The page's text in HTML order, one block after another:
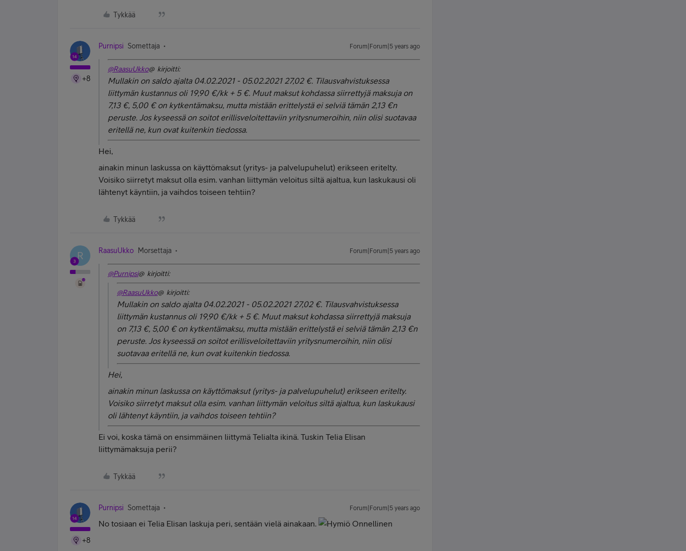
Tykkää
+8
Purnipsi Somettaja Forum|Forum|5 years ago
@RaasuUkko@ kirjoitti:
Mullakin on saldo ajalta 04.02.2021 - 05.02.2021 27,02 €. Tilausvahvistuksessa
liittymän kustannus oli 19,90 €/kk + 5 €. Muut maksut kohdassa siirrettyjä maksuja on
7,13 €, 5,00 € on kytkentämaksu, mutta mistään erittelystä ei selviä tämän 2,13 €n
peruste. Jos kyseessä on soitot erillisveloitettaviin yritysnumeroihin, niin olisi suotavaa
eritellä ne, kun ovat kuitenkin tiedossa.
Hei,
ainakin minun laskussa on käyttömaksut (yritys- ja palvelupuhelut) erikseen eritelty.
Voisiko siirretyt maksut olla esim. vanhan liittymän veloitus siltä ajaltua, kun laskukausi oli
lähtenyt käyntiin, ja vaihdos toiseen tehtiin?
Tykkää
R RaasuUkko Morsettaja Forum|Forum|5 years ago
@Purnipsi@ kirjoitti:
@RaasuUkko@ kirjoitti:
Mullakin on saldo ajalta 04.02.2021 - 05.02.2021 27,02 €. Tilausvahvistuksessa
liittymän kustannus oli 19,90 €/kk + 5 €. Muut maksut kohdassa siirrettyjä maksuja
on 7,13 €, 5,00 € on kytkentämaksu, mutta mistään erittelystä ei selviä tämän 2,13 €n
peruste. Jos kyseessä on soitot erillisveloitettaviin yritysnumeroihin, niin olisi
suotavaa eritellä ne, kun ovat kuitenkin tiedossa.
Hei,
ainakin minun laskussa on käyttömaksut (yritys- ja palvelupuhelut) erikseen eritelty.
Voisiko siirretyt maksut olla esim. vanhan liittymän veloitus siltä ajaltua, kun laskukausi
oli lähtenyt käyntiin, ja vaihdos toiseen tehtiin?
Ei voi, koska tämä on ensimmäinen liittymä Telialta ikinä. Tuskin Telia Elisan
liittymämaksuja perii?
Tykkää
+8
Purnipsi Somettaja Forum|Forum|5 years ago
No tosiaan ei Telia Elisan laskuja peri, sentään vielä ainakaan.